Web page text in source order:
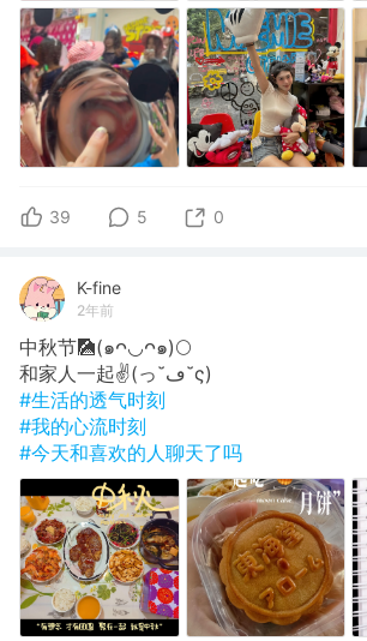
39 5 0
K-fine
2年前
中秋节🎑(๑ᴖ◡ᴖ๑)🌕
和家人一起✌️(っ˘ڡ˘ς)
#生活的透气时刻
#我的心流时刻
#今天和喜欢的人聊天了吗